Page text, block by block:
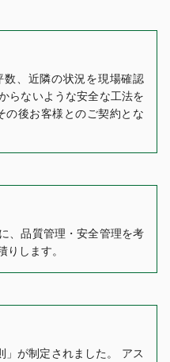
、近隣の状況を現場確認
らないような安全な工法を
の後お客様とのご契約とな
、品質管理・安全管理を考
します。
」が制定されました。 アス